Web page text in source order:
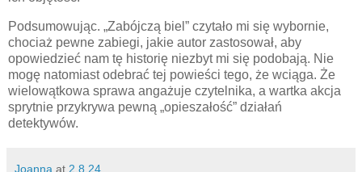
Podsumowując. „Zabójczą biel” czytało mi się wybornie,
chociaż pewne zabiegi, jakie autor zastosował, aby
opowiedzieć nam tę historię niezbyt mi się podobają. Nie
mogę natomiast odebrać tej powieści tego, że wciąga. Że
wielowątkowa sprawa angażuje czytelnika, a wartka akcja
sprytnie przykrywa pewną „opieszałość” działań
detektywów.
Joanna at 2.8.24